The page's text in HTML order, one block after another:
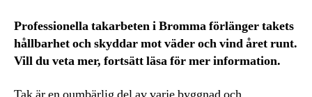
Professionella takarbeten i Bromma förlänger takets
hållbarhet och skyddar mot väder och vind året runt.
Vill du veta mer, fortsätt läsa för mer information.